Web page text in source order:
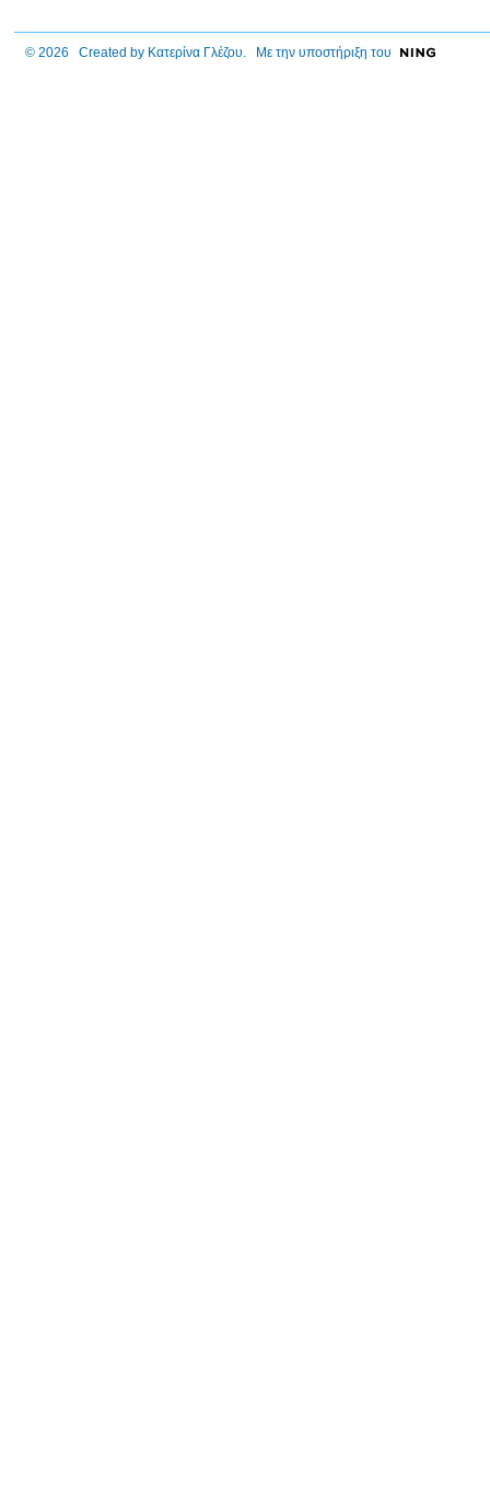
© 2026 Created by Κατερίνα Γλέζου . Με την υποστήριξη του